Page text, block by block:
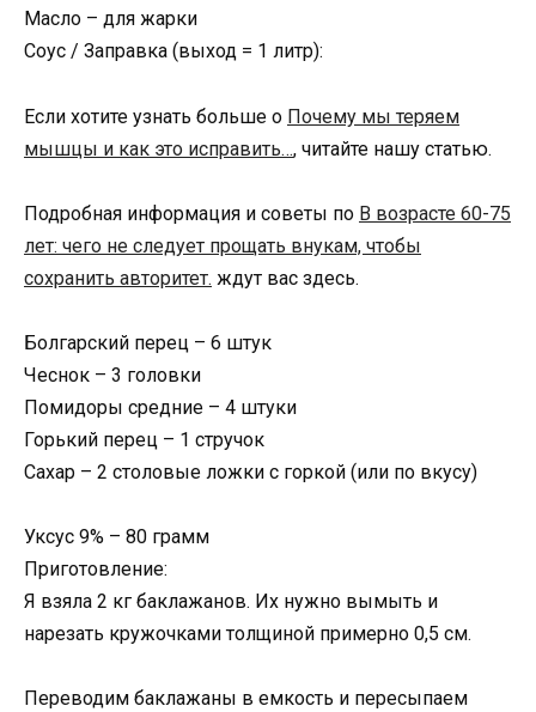
Масло – для жарки
Соус / Заправка (выход = 1 литр):
Если хотите узнать больше о Почему мы теряем
мышцы и как это исправить…, читайте нашу статью.
Подробная информация и советы по В возрасте 60-75
лет: чего не следует прощать внукам, чтобы
сохранить авторитет. ждут вас здесь.
Болгарский перец – 6 штук
Чеснок – 3 головки
Помидоры средние – 4 штуки
Горький перец – 1 стручок
Сахар – 2 столовые ложки с горкой (или по вкусу)
Уксус 9% – 80 грамм
Приготовление:
Я взяла 2 кг баклажанов. Их нужно вымыть и
нарезать кружочками толщиной примерно 0,5 см.
Переводим баклажаны в емкость и пересыпаем